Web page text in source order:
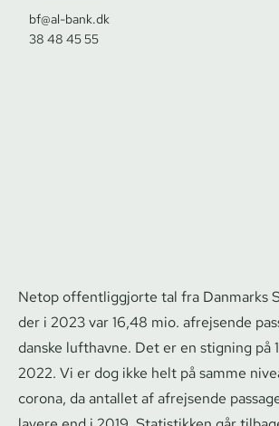
bf@al-bank.dk
38 48 45 55
Netop of­fent­lig­gjor­te tal fra Danmarks
der i 2023 var 16,48 mio. afrejsende
danske lufthavne. Det er en stigning på
2022. Vi er dog ikke helt på samme
corona, da antallet af afrejsende